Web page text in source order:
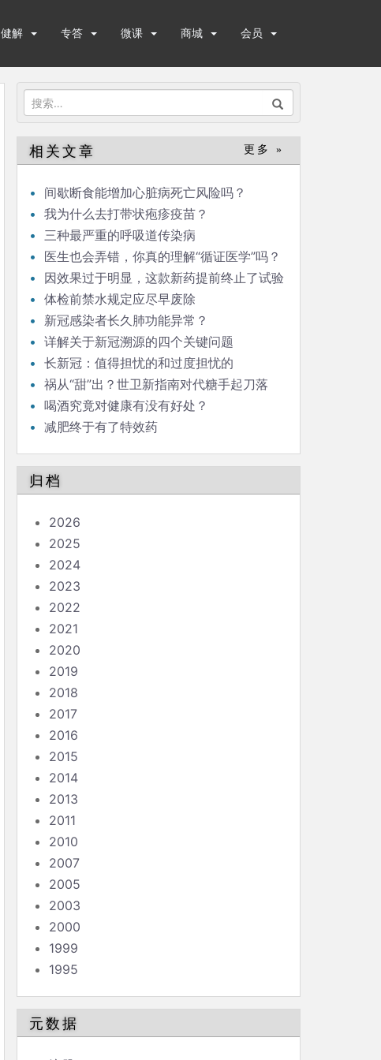
健解 专答 微课 商城 会员
搜
索：
相关文章 更多 »
间歇断食能增加心脏病死亡风险吗？
我为什么去打带状疱疹疫苗？
三种最严重的呼吸道传染病
医生也会弄错，你真的理解“循证医学”吗？
因效果过于明显，这款新药提前终止了试验
体检前禁水规定应尽早废除
新冠感染者长久肺功能异常？
详解关于新冠溯源的四个关键问题
长新冠：值得担忧的和过度担忧的
祸从“甜”出？世卫新指南对代糖手起刀落
喝酒究竟对健康有没有好处？
减肥终于有了特效药
归档
2026
2025
2024
2023
2022
2021
2020
2019
2018
2017
2016
2015
2014
2013
2011
2010
2007
2005
2003
2000
1999
1995
元数据